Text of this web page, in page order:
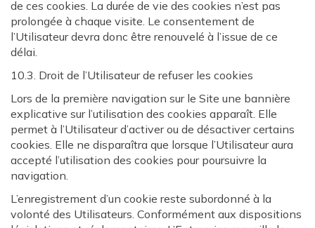
de ces cookies. La durée de vie des cookies n’est pas
prolongée à chaque visite. Le consentement de
l’Utilisateur devra donc être renouvelé à l’issue de ce
délai.
10.3. Droit de l’Utilisateur de refuser les cookies
Lors de la première navigation sur le Site une bannière
explicative sur l’utilisation des cookies apparaît. Elle
permet à l’Utilisateur d’activer ou de désactiver certains
cookies. Elle ne disparaîtra que lorsque l’Utilisateur aura
accepté l’utilisation des cookies pour poursuivre la
navigation.
L’enregistrement d’un cookie reste subordonné à la
volonté des Utilisateurs. Conformément aux dispositions